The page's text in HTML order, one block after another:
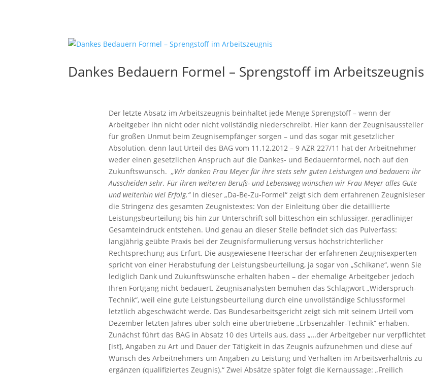
Dankes Bedauern Formel – Sprengstoff im Arbeitszeugnis
Der letzte Absatz im Arbeitszeugnis beinhaltet jede Menge Sprengstoff – wenn der
Arbeitgeber ihn nicht oder nicht vollständig niederschreibt. Hier kann der Zeugnisaussteller
für großen Unmut beim Zeugnisempfänger sorgen – und das sogar mit gesetzlicher
Absolution, denn laut Urteil des BAG vom 11.12.2012 – 9 AZR 227/11 hat der Arbeitnehmer
weder einen gesetzlichen Anspruch auf die Dankes- und Bedauernformel, noch auf den
Zukunftswunsch. „Wir danken Frau Meyer für ihre stets sehr guten Leistungen und bedauern ihr
Ausscheiden sehr. Für ihren weiteren Berufs- und Lebensweg wünschen wir Frau Meyer alles Gute
und weiterhin viel Erfolg.“In dieser „Da-Be-Zu-Formel“ zeigt sich dem erfahrenen Zeugnisleser
die Stringenz des gesamten Zeugnistextes: Von der Einleitung über die detaillierte
Leistungsbeurteilung bis hin zur Unterschrift soll bitteschön ein schlüssiger, geradliniger
Gesamteindruck entstehen. Und genau an dieser Stelle befindet sich das Pulverfass:
langjährig geübte Praxis bei der Zeugnisformulierung versus höchstrichterlicher
Rechtsprechung aus Erfurt. Die ausgewiesene Heerschar der erfahrenen Zeugnisexperten
spricht von einer Herabstufung der Leistungsbeurteilung, ja sogar von „Schikane“, wenn Sie
lediglich Dank und Zukunftswünsche erhalten haben – der ehemalige Arbeitgeber jedoch
Ihren Fortgang nicht bedauert. Zeugnisanalysten bemühen das Schlagwort „Widerspruch-
Technik“, weil eine gute Leistungsbeurteilung durch eine unvollständige Schlussformel
letztlich abgeschwächt werde. Das Bundesarbeitsgericht zeigt sich mit seinem Urteil vom
Dezember letzten Jahres über solch eine übertriebene „Erbsenzähler-Technik“ erhaben.
Zunächst führt das BAG in Absatz 10 des Urteils aus, dass „…der Arbeitgeber nur verpflichtet
[ist], Angaben zu Art und Dauer der Tätigkeit in das Zeugnis aufzunehmen und diese auf
Wunsch des Arbeitnehmers um Angaben zu Leistung und Verhalten im Arbeitsverhältnis zu
ergänzen (qualifiziertes Zeugnis).“ Zwei Absätze später folgt die Kernaussage: „Freilich